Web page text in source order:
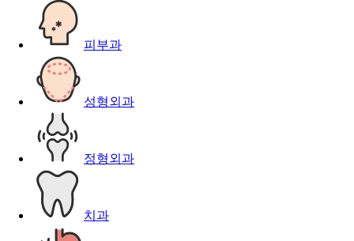
피부과
성형외과
정형외과
치과